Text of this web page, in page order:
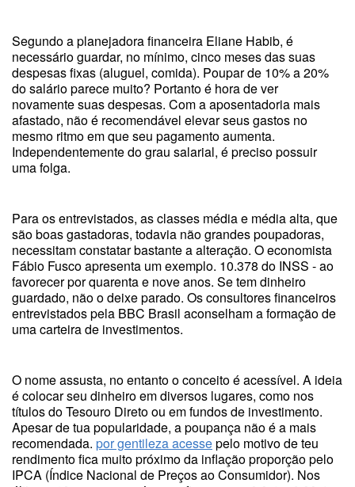
Segundo a planejadora financeira Eliane Habib, é
necessário guardar, no mínimo, cinco meses das suas
despesas fixas (aluguel, comida). Poupar de 10% a 20%
do salário parece muito? Portanto é hora de ver
novamente suas despesas. Com a aposentadoria mais
afastado, não é recomendável elevar seus gastos no
mesmo ritmo em que seu pagamento aumenta.
Independentemente do grau salarial, é preciso possuir
uma folga.
Para os entrevistados, as classes média e média alta, que
são boas gastadoras, todavia não grandes poupadoras,
necessitam constatar bastante a alteração. O economista
Fábio Fusco apresenta um exemplo. 10.378 do INSS - ao
favorecer por quarenta e nove anos. Se tem dinheiro
guardado, não o deixe parado. Os consultores financeiros
entrevistados pela BBC Brasil aconselham a formação de
uma carteira de investimentos.
O nome assusta, no entanto o conceito é acessível. A ideia
é colocar seu dinheiro em diversos lugares, como nos
títulos do Tesouro Direto ou em fundos de investimento.
Apesar de tua popularidade, a poupança não é a mais
recomendada. por gentileza acessepelo motivo de teu
rendimento fica muito próximo da inflação proporção pelo
IPCA (Índice Nacional de Preços ao Consumidor). Nos